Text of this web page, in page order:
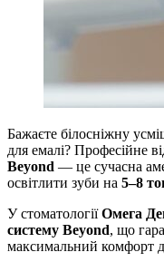
Бажаєте білосніжну
для емалі? Професійне
Beyond — це сучасна
освітлити зуби на 5–8
У стоматологіїОмега
систему Beyond, що
максимальний комфорт